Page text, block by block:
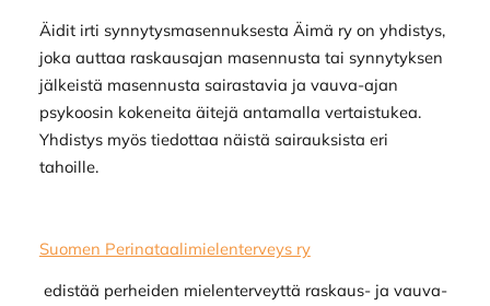
Äidit irti synnytysmasennuksesta Äimä ry on yhdistys,
joka auttaa raskausajan masennusta tai synnytyksen
jälkeistä masennusta sairastavia ja vauva-ajan
psykoosin kokeneita äitejä antamalla vertaistukea.
Yhdistys myös tiedottaa näistä sairauksista eri
tahoille.
Suomen Perinataalimielenterveys ry
edistää perheiden mielenterveyttä raskaus- ja vauva-